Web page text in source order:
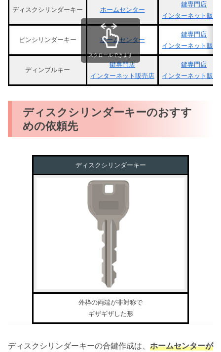
ディスクシリンダーキー ホームセンター
鍵専門店
インターネット販売
ピンシリンダーキー ホームセンター
鍵専門店
インターネット販売
ディンプルキー
鍵専門店
インターネット販売店
鍵専門店
インターネット販売
スクロールできます
ディスクシリンダーキーのおすす
めの依頼先
ディスクシリンダーキー
外枠の両端が非対称で
ギザギザした形
ディスクシリンダーキーの合鍵作成は、 ホームセンターが